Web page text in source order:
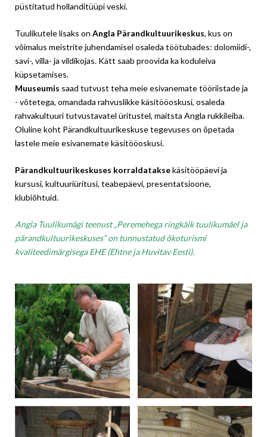
püstitatud hollanditüüpi veski.
Tuulikutele lisaks on Angla Pärandkultuurikeskus, kus on
võimalus meistrite juhendamisel osaleda töötubades: dolomiidi-,
savi-, villa- ja vildikojas. Kätt saab proovida ka koduleiva
küpsetamises.
Muuseumis saad tutvust teha meie esivanemate tööriistade ja
- võtetega, omandada rahvuslikke käsitööoskusi, osaleda
rahvakultuuri tutvustavatel üritustel, maitsta Angla rukkileiba.
Oluline koht Pärandkultuurikeskuse tegevuses on õpetada
lastele meie esivanemate käsitööoskusi.
Pärandkultuurikeskuses korraldataksekäsitööpäevi ja
kursusi, kultuuriüritusi, teabepäevi, presentatsioone,
klubiõhtuid.
Angla Tuulikumägi teenust „Peremehega ringkäik tuulikumäel ja
pärandkultuurikeskuses” on tunnustatud ökoturismi
kvaliteedimärgisega EHE (Ehtne ja Huvitav Eesti).